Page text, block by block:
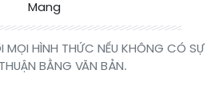
MỌI HÌNH THỨC NẾU KHÔNG CÓ SỰ
BẰNG VĂN BẢN.